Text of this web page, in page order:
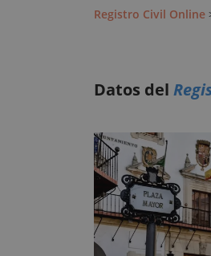
Registro Civil Online
Datos del